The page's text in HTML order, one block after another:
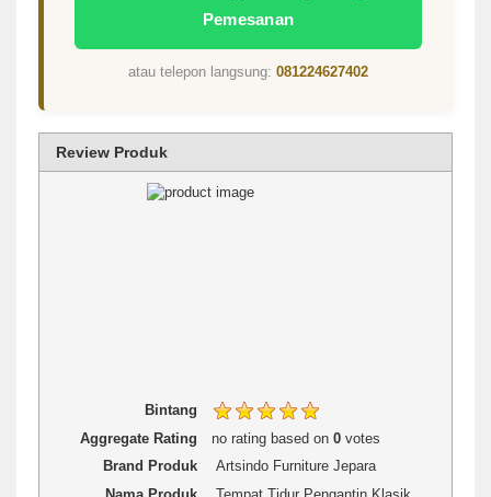
Pemesanan
atau telepon langsung: 081224627402
Review Produk
Bintang
Aggregate Rating
no ratingbased on 0votes
Brand Produk
Artsindo Furniture Jepara